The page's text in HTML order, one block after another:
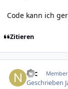
Code kann ich
Zitieren
Nic
Geschrieben